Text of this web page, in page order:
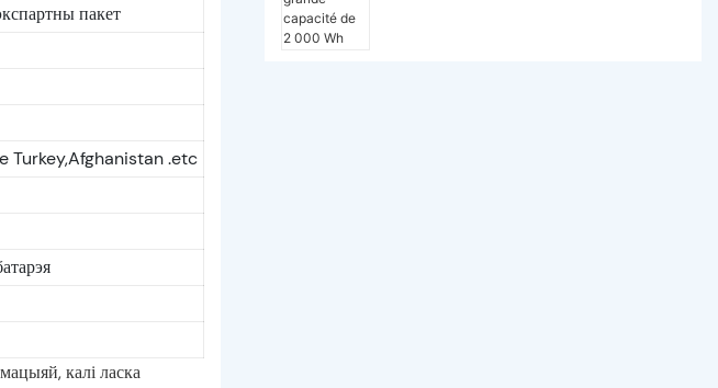
пакет
Turkey,Afghanistan .etc
калі ласка